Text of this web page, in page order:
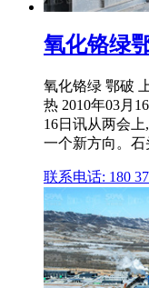
氧化铬绿
氧化铬绿 鄂破
热 2010年03月
16日讯从两会
一个新方向。石
联系电话: 180